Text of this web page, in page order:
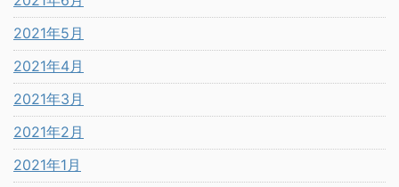
2021年5月
2021年4月
2021年3月
2021年2月
2021年1月